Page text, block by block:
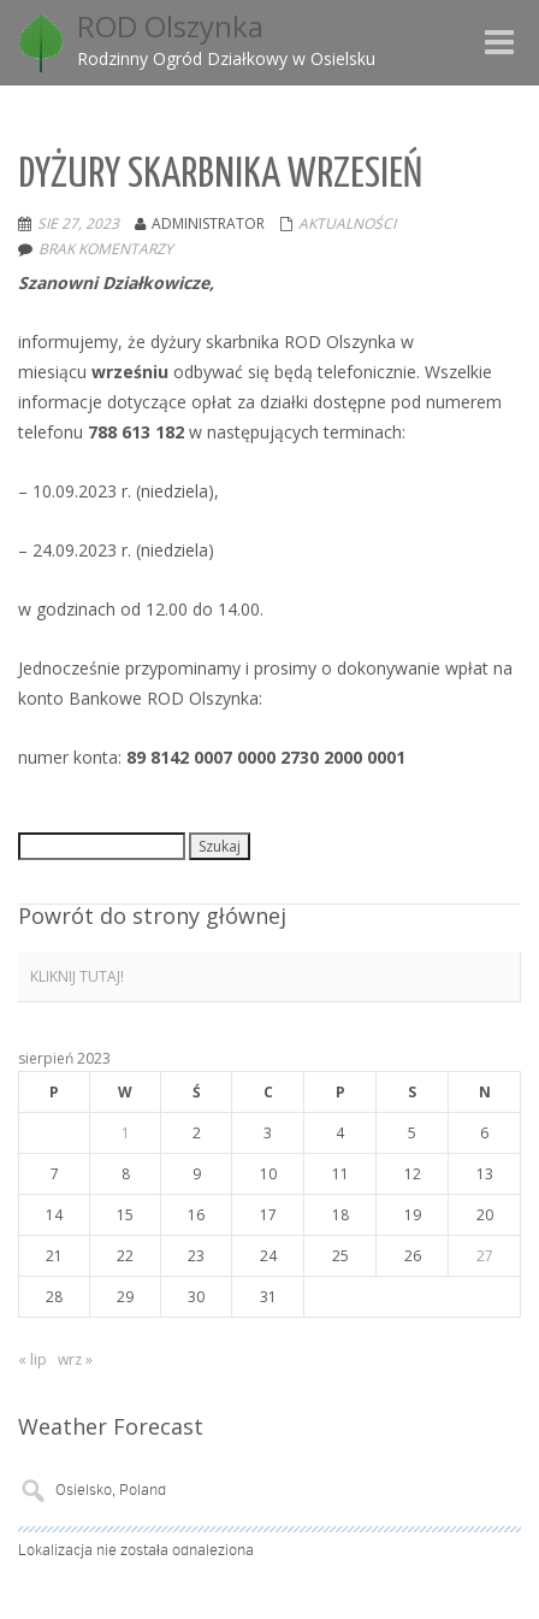
ROD Olszynka
Rodzinny Ogród Działkowy w Osielsku
Toggle
DYŻURY SKARBNIKA WRZESIEŃ
SIE 27, 2023 ADMINISTRATOR
AKTUALNOŚCI
BRAK KOMENTARZY
Szanowni Działkowicze,
informujemy, że dyżury skarbnika ROD Olszynka w
miesiącu wrześniu odbywać się będą telefonicznie. Wszelkie
informacje dotyczące opłat za działki dostępne pod numerem
telefonu 788 613 182 w następujących terminach:
– 10.09.2023 r. (niedziela),
– 24.09.2023 r. (niedziela)
w godzinach od 12.00 do 14.00.
Jednocześnie przypominamy i prosimy o dokonywanie wpłat na
konto Bankowe ROD Olszynka:
numer konta: 89 8142 0007 0000 2730 2000 0001
Powrót do strony głównej
KLIKNIJ TUTAJ!
sierpień 2023
P
W Ś C P S
N
1
2 3 4 5
6
7
8 9 10 11 12
13
14
15 16 17 18 19
20
21
22 23 24 25 26
27
28
29 30 31
« lip wrz »
Weather Forecast
Lokalizacja nie została odnaleziona